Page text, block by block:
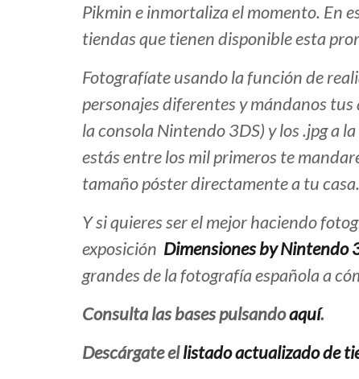
Pikmin e inmortaliza el momento. En
tiendas que tienen disponible esta
Fotografíate usando la función de
personajes diferentes y mándanos
la consola Nintendo 3DS) y los .jpg a
estás entre los mil primeros te
tamaño póster directamente a tu casa.
Y si quieres ser el mejor haciendo
exposición Dimensiones by Nintendo
grandes de la fotografía española a
Consulta las bases pulsandoaquí.
Descárgateellistado actualizado de